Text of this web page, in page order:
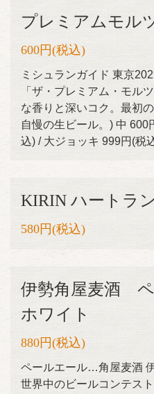
プレミアムモル
600円(税込)
ミシュランガイド 東京
「ザ・プレミアム・モル
な香りと深いコク。最初
自慢の生ビール。) 中 600
込) / 大ジョッキ 999円(税
KIRIN ハートラ
580円(税込)
伊勢角屋麦酒 ペ
ホワイト
880円(税込)
ペールエール…角屋麦酒
世界中のビールコンテス